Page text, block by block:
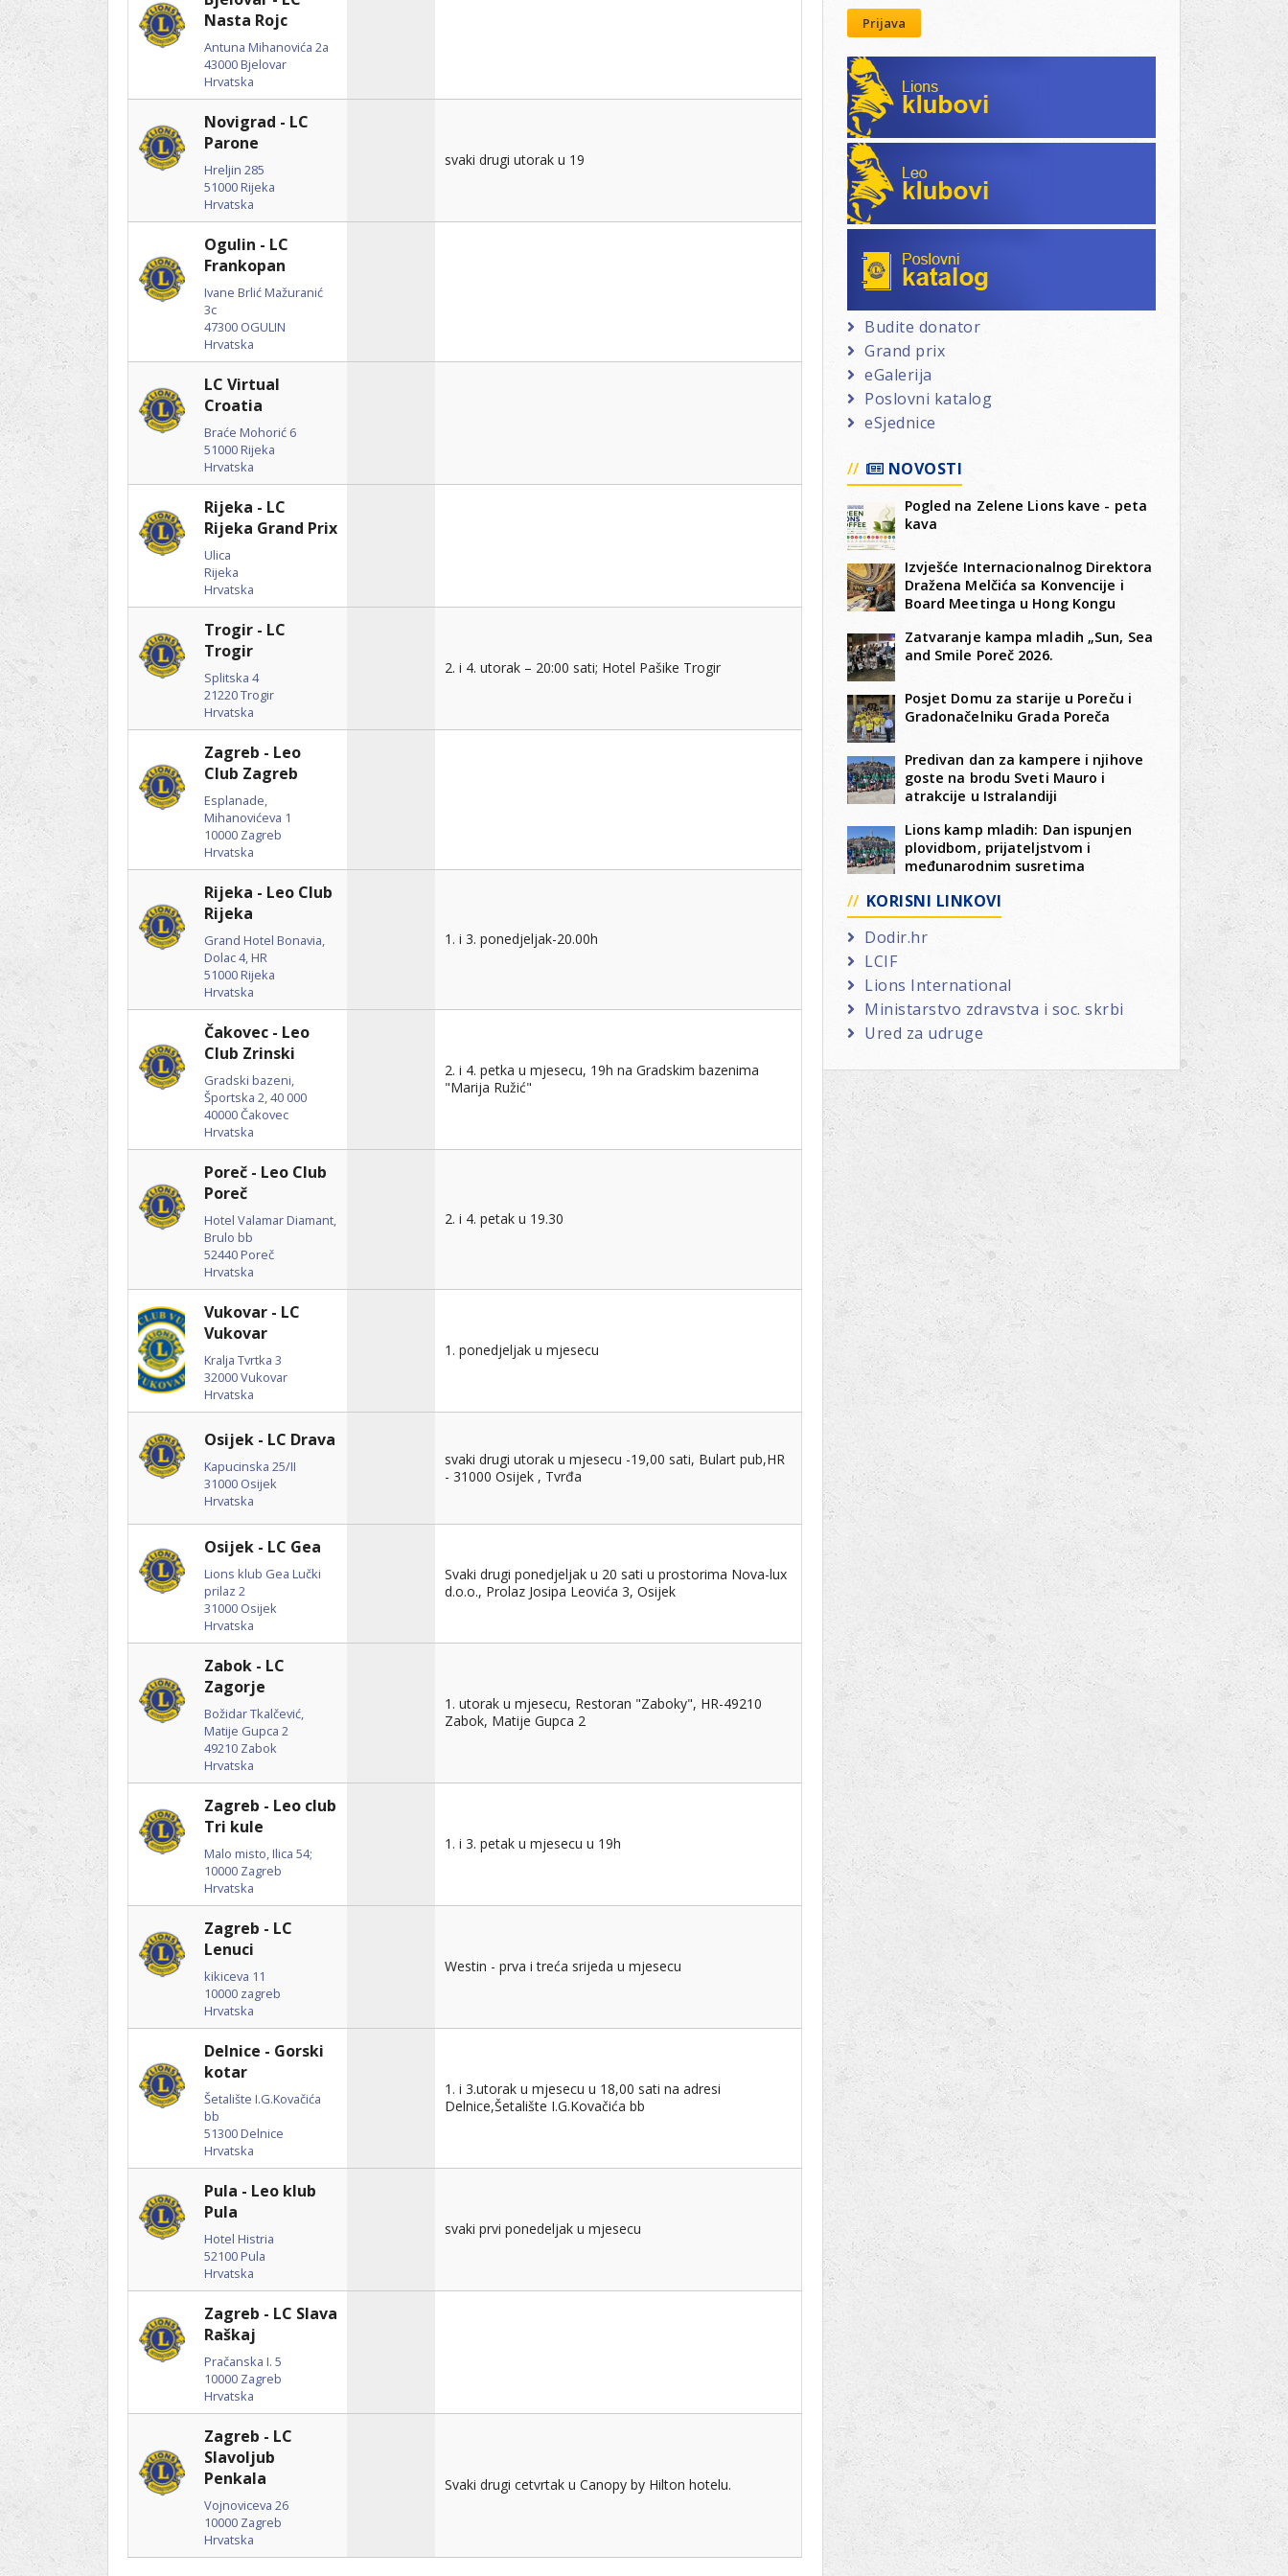
Lions International
Club finder
Nasta Rojc
Antuna Mihanovića 2a
43000 Bjelovar
Hrvatska
Novigrad - LC
Parone
Hreljin 285
51000 Rijeka
Hrvatska
svaki drugi utorak u 19
Ogulin - LC
Frankopan
Ivane Brlić Mažuranić
3c
47300 OGULIN
Hrvatska
LC Virtual
Croatia
Braće Mohorić 6
51000 Rijeka
Hrvatska
Rijeka - LC
Rijeka Grand Prix
Ulica
Rijeka
Hrvatska
Trogir - LC
Trogir
Splitska 4
21220Trogir
Hrvatska
2. i 4. utorak – 20:00 sati; Hotel Pašike Trogir
Zagreb - Leo
Club Zagreb
Esplanade,
Mihanovićeva 1
10000 Zagreb
Hrvatska
Rijeka - Leo Club
Rijeka
Grand Hotel Bonavia,
Dolac 4, HR
51000 Rijeka
Hrvatska
1. i 3. ponedjeljak-20.00h
Čakovec - Leo
Club Zrinski
Gradski bazeni,
Športska 2, 40 000
40000Čakovec
Hrvatska
2. i 4. petka u mjesecu, 19h na Gradskim bazenima
"Marija Ružić"
Poreč - Leo Club
Poreč
Hotel Valamar Diamant,
Brulo bb
52440 Poreč
Hrvatska
2. i 4. petak u 19.30
Vukovar - LC
Vukovar
Kralja Tvrtka 3
32000Vukovar
Hrvatska
1. ponedjeljak u mjesecu
Osijek - LC Drava
Kapucinska 25/II
31000 Osijek
Hrvatska
svaki drugi utorak u mjesecu -19,00 sati, Bulart pub,HR
- 31000 Osijek , Tvrđa
Osijek - LC Gea
Lions klub Gea Lučki
prilaz 2
31000 Osijek
Hrvatska
Svaki drugi ponedjeljak u 20 sati u prostorima Nova-lux
d.o.o., Prolaz Josipa Leovića 3, Osijek
Zabok - LC
Zagorje
Božidar Tkalčević,
Matije Gupca 2
49210 Zabok
Hrvatska
1. utorak u mjesecu, Restoran "Zaboky", HR-49210
Zabok, Matije Gupca 2
Zagreb - Leo club
Tri kule
Malo misto, Ilica 54;
10000 Zagreb
Hrvatska
1. i 3. petak u mjesecu u 19h
Zagreb - LC
Lenuci
kikiceva 11
10000 zagreb
Hrvatska
Westin - prva i treća srijeda u mjesecu
Delnice - Gorski
kotar
Šetalište I.G.Kovačića
bb
51300 Delnice
Hrvatska
1. i 3.utorak u mjesecu u 18,00 sati na adresi
Delnice,Šetalište I.G.Kovačića bb
Pula - Leo klub
Pula
Hotel Histria
52100 Pula
Hrvatska
svaki prvi ponedeljak u mjesecu
Zagreb - LC Slava
Raškaj
Pračanska I. 5
10000 Zagreb
Hrvatska
Zagreb - LC
Slavoljub
Penkala
Vojnoviceva 26
10000 Zagreb
Hrvatska
Svaki drugi cetvrtak u Canopy by Hilton hotelu.
Prijava
Lions klubovi
Leo klubovi
Budite donator
Grand prix
eGalerija
Poslovni katalog
eSjednice
NOVOSTI
Pogled na Zelene Lions kave - peta
kava
Izvješće Internacionalnog Direktora
Dražena Melčića sa Konvencije i
Board Meetinga u Hong Kongu
Zatvaranje kampa mladih „Sun, Sea
and Smile Poreč 2026.
Posjet Domu za starije u Poreču i
Gradonačelniku Grada Poreča
Predivan dan za kampere i njihove
goste na brodu Sveti Mauro i
atrakcije u Istralandiji
Lions kamp mladih: Dan ispunjen
plovidbom, prijateljstvom i
međunarodnim susretima
KORISNI LINKOVI
Dodir.hr
LCIF
Lions International
Ministarstvo zdravstva i soc. skrbi
Ured za udruge